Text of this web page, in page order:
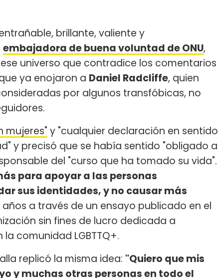
brillante, valiente y
embajadora de buena voluntad de ONU,
universo que contradice los comentarios
ya enojaron a Daniel Radcliffe, quien
por algunos transfóbicas, no
mujeres" y "cualquier declaración en sentido
y precisó que se había sentido "obligado a
del "curso que ha tomado su vida".
para apoyar a las personas
sus identidades, y no causar más
a través de un ensayo publicado en el
sin fines de lucro dedicada a
comunidad LGBTTQ+.
replicó la misma idea: "Quiero que mis
y muchas otras personas en todo el